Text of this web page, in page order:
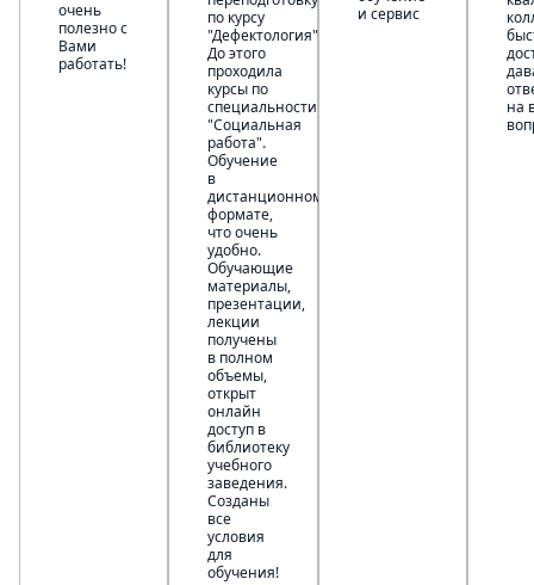
очень
полезно с
Вами
работать!
по курсу
"Дефектология".
До этого
проходила
курсы по
специальности
"Социальная
работа".
Обучение
в
дистанционном
формате,
что очень
удобно.
Обучающие
материалы,
презентации,
лекции
получены
в полном
объемы,
открыт
онлайн
доступ в
библиотеку
учебного
заведения.
Созданы
все
условия
для
обучения!
и сервис
на